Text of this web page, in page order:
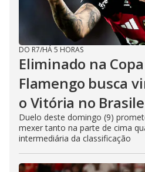
DO R7/HÁ 5 HORAS
Eliminado na
Flamengo busca
o Vitória no
Duelo deste domingo (9)
mexer tanto na parte de cima
intermediária da classificação